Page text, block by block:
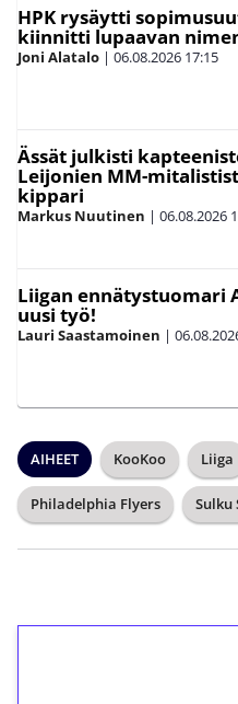
HPK rysäytti
kiinnitti lupaavan
Joni Alatalo | 06.08.2026 17:15
Ässät julkisti
Leijonien MM-
kippari
Markus Nuutinen | 06.08.2026
Liigan ennätystuomari
uusi työ!
Lauri Saastamoinen |
AIHEET KooKoo Liiga
Philadelphia Flyers Sulku